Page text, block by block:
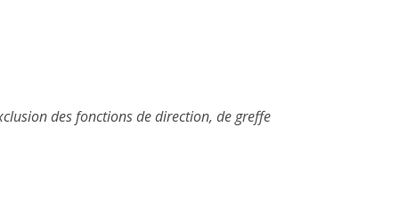
des fonctions de direction, de greffe